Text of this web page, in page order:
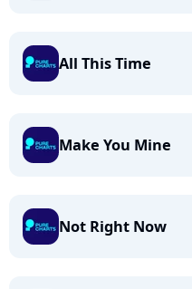
All This Time
Make You Mine
Not Right Now